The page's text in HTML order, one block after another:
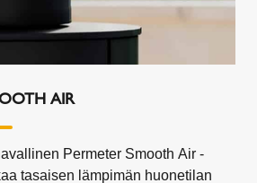
AIR
Permeter Smooth Air -
tasaisen lämpimän huonetilan